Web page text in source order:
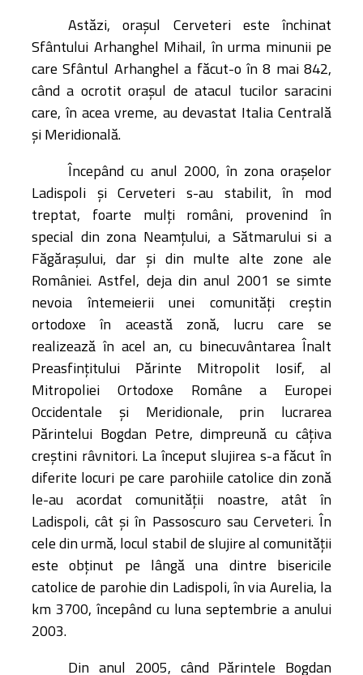
Astăzi, orașul Cerveteri este închinat
Sfântului Arhanghel Mihail, în urma minunii pe
care Sfântul Arhanghel a făcut-o în 8 mai 842,
când a ocrotit orașul de atacul tucilor saracini
care, în acea vreme, au devastat Italia Centrală
și Meridională.
Începând cu anul 2000, în zona orașelor
Ladispoli și Cerveteri s-au stabilit, în mod
treptat, foarte mulți români, provenind în
special din zona Neamțului, a Sătmarului si a
Făgărașului, dar și din multe alte zone ale
României. Astfel, deja din anul 2001 se simte
nevoia întemeierii unei comunități creștin
ortodoxe în această zonă, lucru care se
realizează în acel an, cu binecuvântarea Înalt
Preasfințitului Părinte Mitropolit Iosif, al
Mitropoliei Ortodoxe Române a Europei
Occidentale și Meridionale, prin lucrarea
Părintelui Bogdan Petre, dimpreună cu câțiva
creștini râvnitori. La început slujirea s-a făcut în
diferite locuri pe care parohiile catolice din zonă
le-au acordat comunității noastre, atât în
Ladispoli, cât și în Passoscuro sau Cerveteri. În
cele din urmă, locul stabil de slujire al comunității
este obținut pe lângă una dintre bisericile
catolice de parohie din Ladispoli, în via Aurelia, la
km 3700, începând cu luna septembrie a anului
2003.
Din anul 2005, când Părintele Bogdan